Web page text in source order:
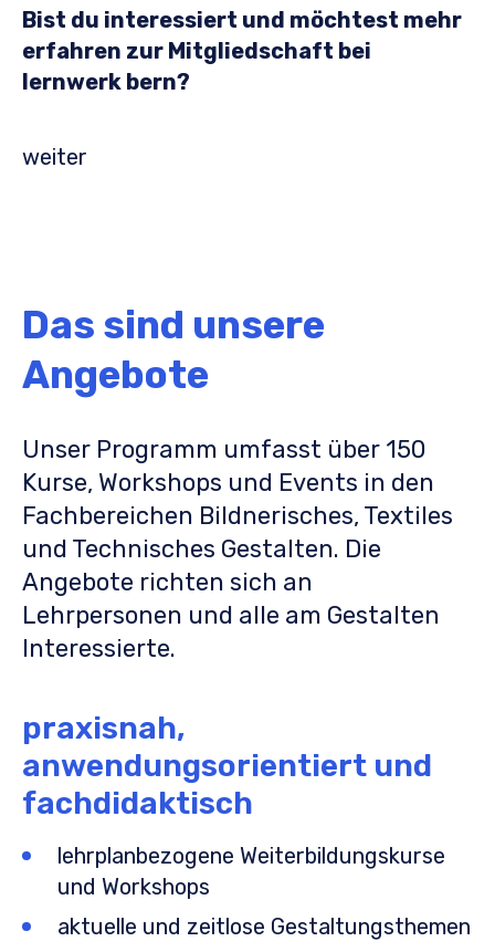
Bist du interessiert und möchtest mehr
erfahren zur Mitgliedschaft bei
lernwerk bern?
weiter
Das sind unsere
Angebote
Unser Programm umfasst über 150
Kurse, Workshops und Events in den
Fachbereichen Bildnerisches, Textiles
und Technisches Gestalten. Die
Angebote richten sich an
Lehrpersonen und alle am Gestalten
Interessierte.
praxisnah,
anwendungsorientiert und
fachdidaktisch
lehrplanbezogene Weiterbildungskurse
und Workshops
aktuelle und zeitlose Gestaltungsthemen